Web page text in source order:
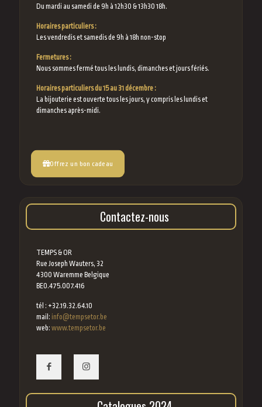
Du mardi au samedi de 9h à 12h30 & 13h30 18h.
Horaires particuliers :
Les vendredis et samedis de 9h à 18h non-stop
Fermetures :
Nous sommes fermé tous les lundis, dimanches et jours fériés.
Horaires particuliers du 15 au 31 décembre :
La bijouterie est ouverte tous les jours, y compris les lundis et
dimanches après-midi.
Offrez un bon cadeau
Contactez-nous
TEMPS & OR
Rue Joseph Wauters, 32
4300 Waremme Belgique
BE0.475.007.416
tél : +32.19.32.64.10
mail: info@tempsetor.be
web: www.tempsetor.be